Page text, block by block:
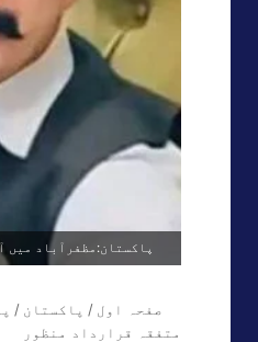
پاکستان:مظفرآباد میں
صفحہ اول / پاکستان /
متفقہ قرارداد منظور